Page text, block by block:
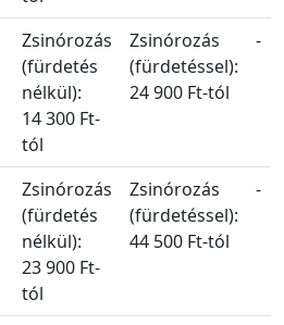
Zsinórozás
(fürdetés
nélkül):
14 300 Ft-
tól
Zsinórozás
(fürdetéssel):
24 900 Ft-tól
-
Zsinórozás
(fürdetés
nélkül):
23 900 Ft-
tól
Zsinórozás
(fürdetéssel):
44 500 Ft-tól
-